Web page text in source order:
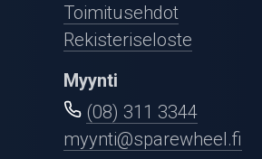
Toimitusehdot
Rekisteriseloste
Myynti
(08) 311 3344
myynti@sparewheel.fi